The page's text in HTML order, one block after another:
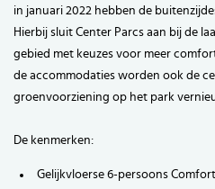
in januari 2022 hebben de
Hierbij sluit Center Parcs aan bij de
gebied met keuzes voor meer
de accommodaties worden ook de
groenvoorziening op het park
De kenmerken:
Gelijkvloerse 6-persoons